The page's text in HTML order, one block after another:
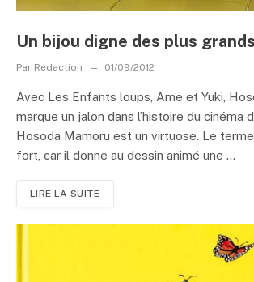
Un bijou digne des plus grands
Par Rédaction 01/09/2012
Avec Les Enfants loups, Ame et Yuki,
marque un jalon dans l’histoire du cinéma
Hosoda Mamoru est un virtuose. Le
fort, car il donne au dessin animé une ...
LIRE LA SUITE